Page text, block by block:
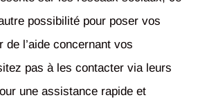
possibilité pour poser vos
de l’aide concernant vos
pas à les contacter via leurs
une assistance rapide et